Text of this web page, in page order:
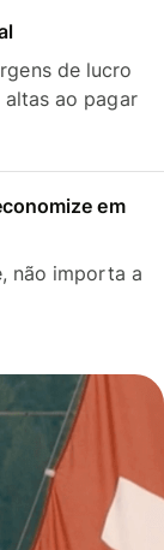
de lucro
ao pagar
em
não importa a